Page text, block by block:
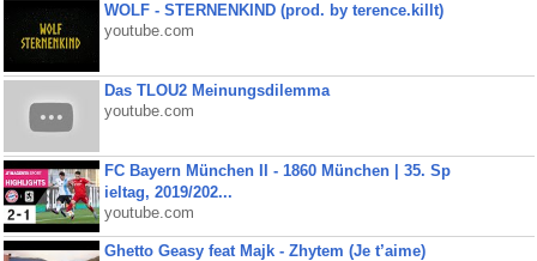
WOLF - STERNENKIND (prod. by terence.killt)
youtube.com
Das TLOU2 Meinungsdilemma
youtube.com
FC Bayern München II - 1860 München | 35. Sp
ieltag, 2019/202...
youtube.com
Ghetto Geasy feat Majk - Zhytem (Je t’aime)